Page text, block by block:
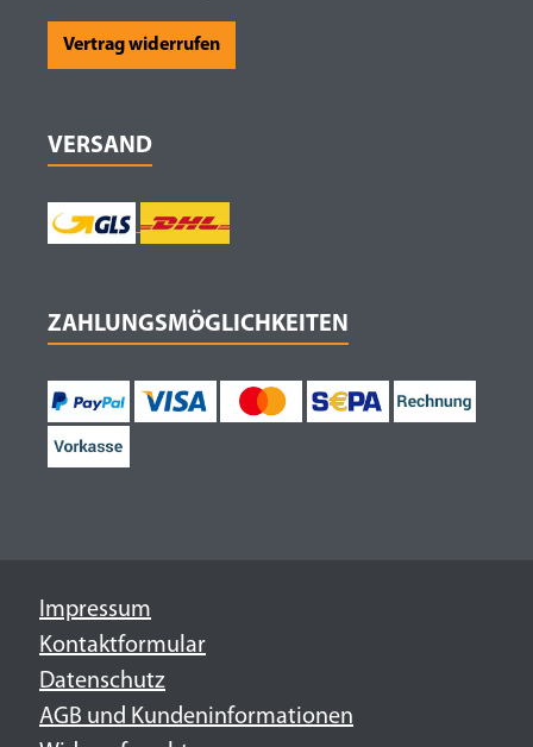
Vertrag widerrufen
VERSAND
ZAHLUNGSMÖGLICHKEITEN
Impressum
Kontaktformular
Datenschutz
AGB und Kundeninformationen